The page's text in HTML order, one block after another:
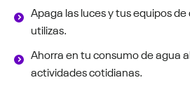
Apaga las luces y tus equipos
utilizas.
Ahorra en tu consumo de agua
actividades cotidianas.